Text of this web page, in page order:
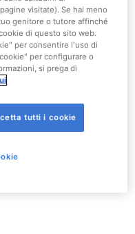
visitate). Se hai meno
genitore o tutore affinché
di questo sito web.
per consentire l'uso di
per configurare o
si prega di
tutti i cookie